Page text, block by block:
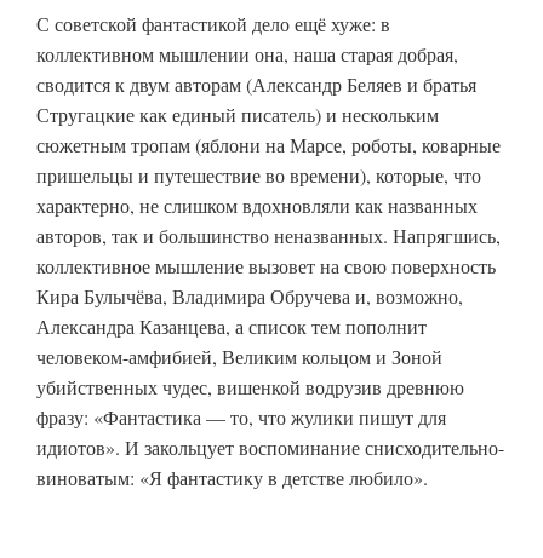
С советской фантастикой дело ещё хуже: в
коллективном мышлении она, наша старая добрая,
сводится к двум авторам (Александр Беляев и братья
Стругацкие как единый писатель) и нескольким
сюжетным тропам (яблони на Марсе, роботы, коварные
пришельцы и путешествие во времени), которые, что
характерно, не слишком вдохновляли как названных
авторов, так и большинство неназванных. Напрягшись,
коллективное мышление вызовет на свою поверхность
Кира Булычёва, Владимира Обручева и, возможно,
Александра Казанцева, а список тем пополнит
человеком-амфибией, Великим кольцом и Зоной
убийственных чудес, вишенкой водрузив древнюю
фразу: «Фантастика — то, что жулики пишут для
идиотов». И закольцует воспоминание снисходительно-
виноватым: «Я фантастику в детстве любило».